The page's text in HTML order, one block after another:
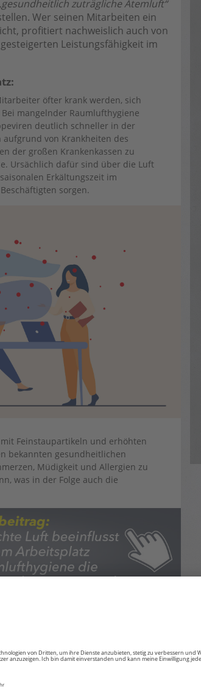
zuträgliche Atemluft“
Wer seinen Mitarbeiten ein
profitiert nachweislich auch von
Leistungsfähigkeit im
öfter krank werden, sich
mangelnder Raumlufthygiene
deutlich schneller in der
aufgrund von Krankheiten des
der großen Krankenkassen zu
Ursächlich dafür sind über die Luft
Erkältungszeit im
sorgen.
Feinstaupartikeln und erhöhten
bekannten gesundheitlichen
Müdigkeit und Allergien zu
was in der Folge auch die
bei, dass sich die Beschäftigten
Arbeit effektiver ausführen.
die Luftqualität in Innenräumen und
ist die Installation von